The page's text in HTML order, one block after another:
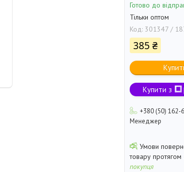
Готово до
Тільки оптом
Код: 301347 /
385 ₴
Купити з
+380 (50) 162-
Менеджер
товару протягом
покупця